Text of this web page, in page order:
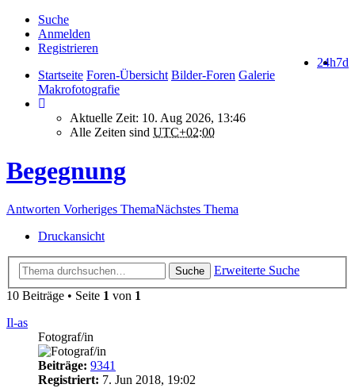
Suche
Anmelden
Registrieren
7d
24h
Startseite Foren-Übersicht Bilder-Foren Galerie
Makrofotografie
Aktuelle Zeit: 10. Aug 2026, 13:46
Alle Zeiten sind UTC+02:00
Begegnung
Antworten Vorheriges ThemaNächstes Thema
Druckansicht
Suche
Erweiterte Suche
10 Beiträge • Seite 1 von 1
Il-as
Fotograf/in
Beiträge: 9341
Registriert: 7. Jun 2018, 19:02